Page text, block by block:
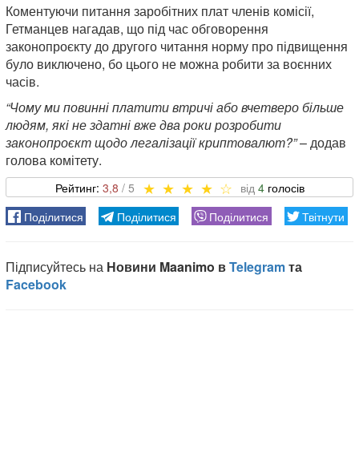
Коментуючи питання заробітних плат членів комісії,
Гетманцев нагадав, що під час обговорення
законопроєкту до другого читання норму про підвищення
було виключено, бо цього не можна робити за воєнних
часів.
“Чому ми повинні платити втричі або вчетверо більше
людям, які не здатні вже два роки розробити
законопроєкт щодо легалізації криптовалют?”– додав
голова комітету.
3,8 4